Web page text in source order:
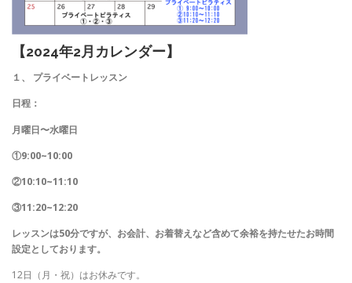
【2024年2月カレンダー】
１、 プライベートレッスン
日程：
月曜日〜水曜日
①9:00~10:00
②10:10~11:10
③11:20~12:20
レッスンは50分ですが、お会計、お着替えなど含めて余裕を持たせたお時間
設定としております。
12日（月・祝）はお休みです。